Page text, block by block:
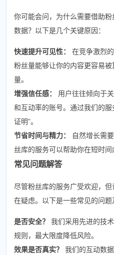
你可能会问，为什么需要借助
数据？以下是几个关键原因：
快速提升可见性：
在竞争激烈
粉丝量能够让你的内容更容易
量。
增强信任感：
用户往往倾向于
和互动率的账号。通过我们的
证明”。
节省时间与精力：
自然增长需
丝库的服务可以帮助你在短时间
常见问题解答
尽管粉丝库的服务广受欢迎，
在疑虑。以下是一些常见的问题
是否安全？ 我们采用先进的技
规则，最大限度降低风险。
效果是否真实？ 我们的互动数